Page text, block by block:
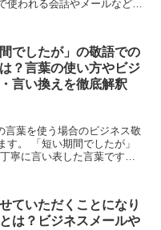
われる会話やメールなどに
間でしたが」の敬語での
？言葉の使い方やビジ
言い換えを徹底解釈
言葉を使う場合のビジネス敬
。 「短い期間でしたが」
寧に言い表した言葉です。
せていただくことになり
は？ビジネスメールや